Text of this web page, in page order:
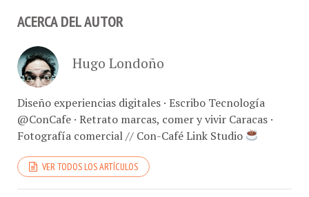
Diseño experiencias digitales · Escribo Tecnología
@ConCafe · Retrato marcas, comer y vivir Caracas ·
Fotografía comercial // Con-Café Link Studio